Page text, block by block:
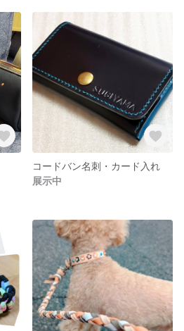
コードバン名刺・カード入れ
展示中